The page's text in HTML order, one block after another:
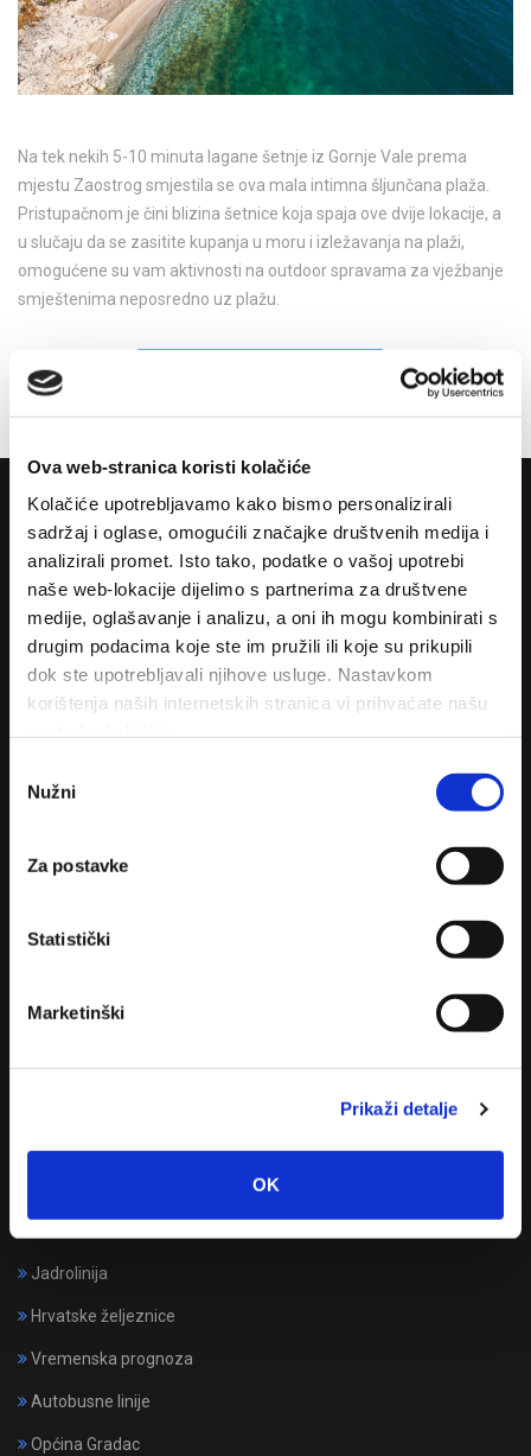
Ova web-stranica koristi kolačiće
Kolačiće upotrebljavamo kako bismo personalizirali
sadržaj i oglase, omogućili značajke društvenih medija i
analizirali promet. Isto tako, podatke o vašoj upotrebi
naše web-lokacije dijelimo s partnerima za društvene
medije, oglašavanje i analizu, a oni ih mogu kombinirati s
drugim podacima koje ste im pružili ili koje su prikupili
dok ste upotrebljavali njihove usluge. Nastavkom
korištenja naših internetskih stranica vi prihvaćate našu
pristanka
Nužni
Za postavke
Statistički
Marketinški
Prikaži detalje
OK
Na tek nekih 5-10 minuta lagane šetnje iz Gornje Vale prema
mjestu Zaostrog smjestila se ova mala intimna šljunčana plaža.
Pristupačnom je čini blizina šetnice koja spaja ove dvije lokacije, a
u slučaju da se zasitite kupanja u moru i izležavanja na plaži,
omogućene su vam aktivnosti na outdoor spravama za vježbanje
smještenima neposredno uz plažu.
Turistička zajednica mjesta
Kontakt
Donja Vala 241
+385 (0)21 628 222
info@drvenik.hr
Jadrolinija
Hrvatske željeznice
Vremenska prognoza
Autobusne linije
Općina Gradac